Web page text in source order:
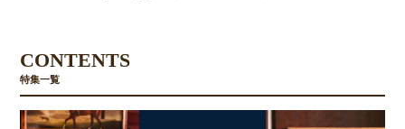
CONTENTS
特集一覧